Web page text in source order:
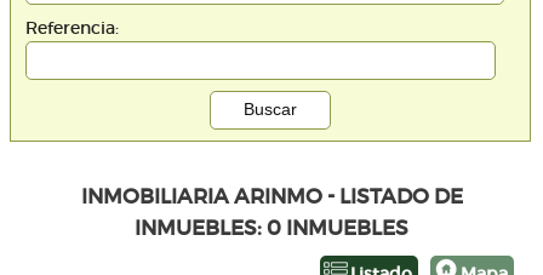
Referencia:
INMOBILIARIA ARINMO - LISTADO DE
INMUEBLES: 0 INMUEBLES